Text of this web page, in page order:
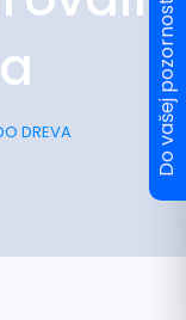
DREVA